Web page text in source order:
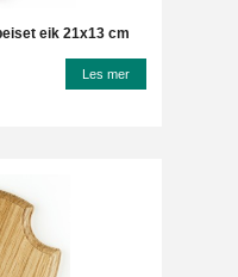
eik 21x13 cm
Les mer